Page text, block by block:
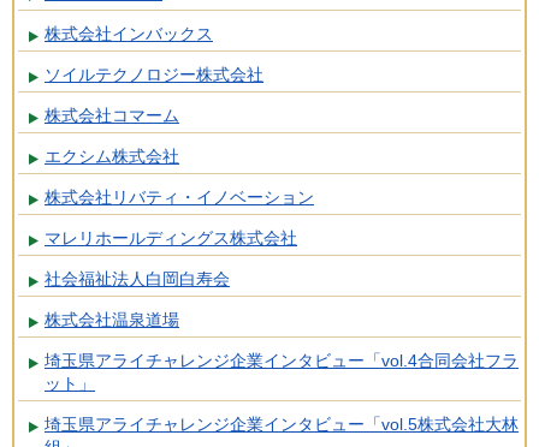
株式会社インバックス
ソイルテクノロジー株式会社
株式会社コマーム
エクシム株式会社
株式会社リバティ・イノベーション
マレリホールディングス株式会社
社会福祉法人白岡白寿会
株式会社温泉道場
埼玉県アライチャレンジ企業インタビュー「vol.4合同会社フラ
ット」
埼玉県アライチャレンジ企業インタビュー「vol.5株式会社大林